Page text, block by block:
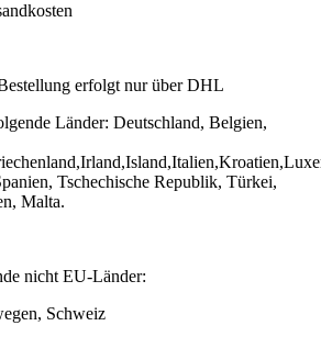
erfolgt nur über DHL
Länder: Deutschland, Belgien,
Tschechische Republik, Türkei,
Malta.
nicht EU-Länder:
Schweiz